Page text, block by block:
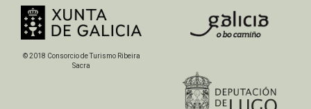
© 2018 Consorcio de Turismo Ribeira
Sacra